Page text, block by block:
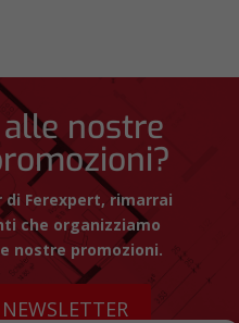
nostre
Ferexpert, rimarrai
che organizziamo
nostre promozioni.